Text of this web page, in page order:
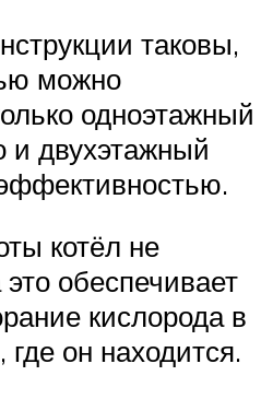
таковы,
можно
одноэтажный
и двухэтажный
котёл не
обеспечивает
кислорода в
он находится.